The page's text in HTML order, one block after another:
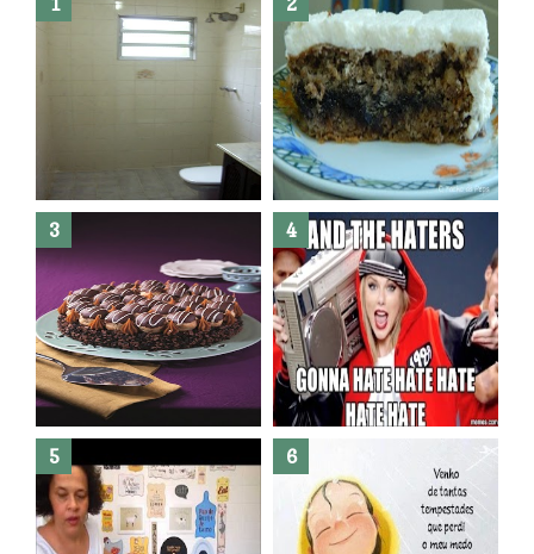
Banheiro novo por menos de
R$300,00 ?? E sem quebra
quebra ??( Editado)
Posso congelar bolo ??